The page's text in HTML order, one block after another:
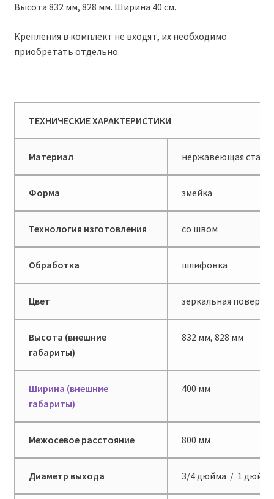
Высота 832 мм, 828 мм. Ширина 40 см.
Крепления в комплект не входят, их необходимо
приобретать отдельно.
ТЕХНИЧЕСКИЕ ХАРАКТЕРИСТИКИ
Материал нержавеющая сталь
Форма змейка
Технология изготовления со швом
Обработка шлифовка
Цвет зеркальная
Высота (внешние
габариты)
832 мм, 828 мм
Ширина (внешние
габариты)
400 мм
Межосевое расстояние 800 мм
Диаметр выхода 3/4 дюйма / 1 дюйм